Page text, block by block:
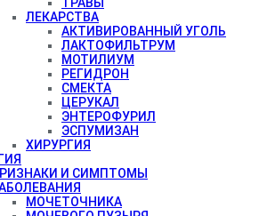
ЛЕКАРСТВА
АКТИВИРОВАННЫЙ УГОЛЬ
ЛАКТОФИЛЬТРУМ
МОТИЛИУМ
РЕГИДРОН
СМЕКТА
ЦЕРУКАЛ
ЭНТЕРОФУРИЛ
ЭСПУМИЗАН
ХИРУРГИЯ
И СИМПТОМЫ
МОЧЕТОЧНИКА